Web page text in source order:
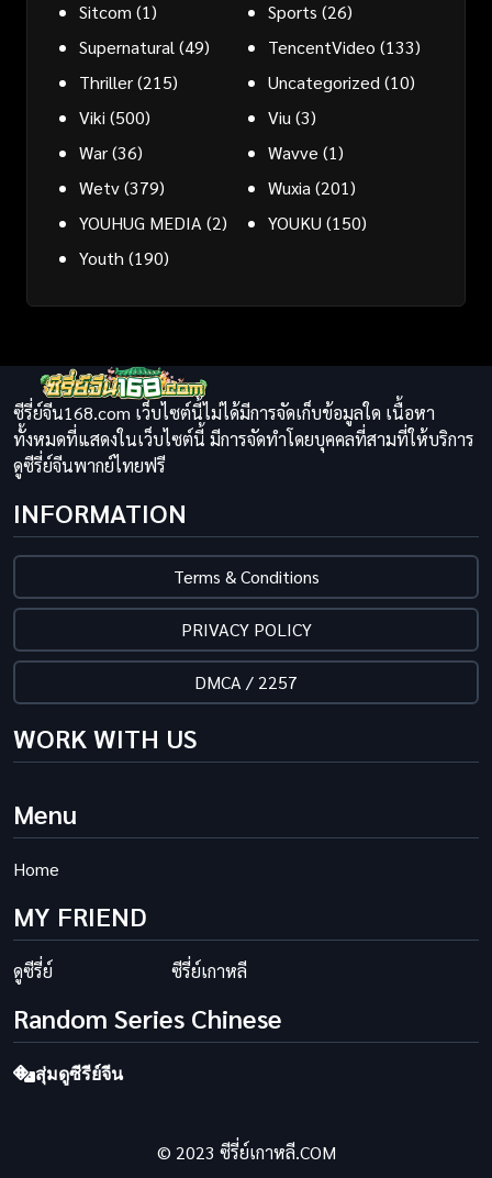
Sitcom (1) Sports (26)
Supernatural (49) TencentVideo (133)
Thriller(215) Uncategorized (10)
Viki (500) Viu (3)
War(36) Wavve (1)
Wetv(379) Wuxia (201)
YOUHUG MEDIA (2) YOUKU (150)
Youth (190)
ซีรี่ย์จีน168.com เว็บไซต์นี้ไม่ได้มีการจัดเก็บข้อมูลใด เนื้อหา
ทั้งหมดที่แสดงในเว็บไซต์นี้ มีการจัดทำโดยบุคคลที่สามที่ให้บริการ
ดูซีรี่ย์จีนพากย์ไทยฟรี
INFORMATION
Terms & Conditions
PRIVACY POLICY
DMCA / 2257
WORK WITH US
Menu
Home
MY FRIEND
ดูซีรี่ย์ ซีรี่ย์เกาหลี
Random Series Chinese
สุ่มดูซีรีย์จีน
© 2023 ซีรี่ย์เกาหลี.COM